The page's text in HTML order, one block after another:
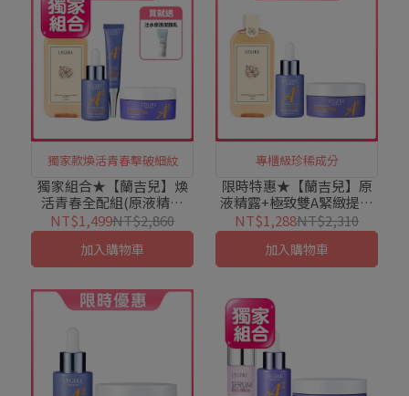
獨家款煥活青春擊破細紋
獨家組合★【蘭吉兒】煥
活青春全配組(原液精露
+雙A精華液+雙A精華霜
+雙A眼霜) (送保濕安瓶潔
顏乳)
NT$1,499NT$2,860
加入購物車
專櫃級珍稀成分
限時特惠★【蘭吉兒】原
液精露+極致雙A緊緻提亮
精華液+極致雙A緊緻提亮
精華霜
NT$1,288NT$2,310
加入購物車